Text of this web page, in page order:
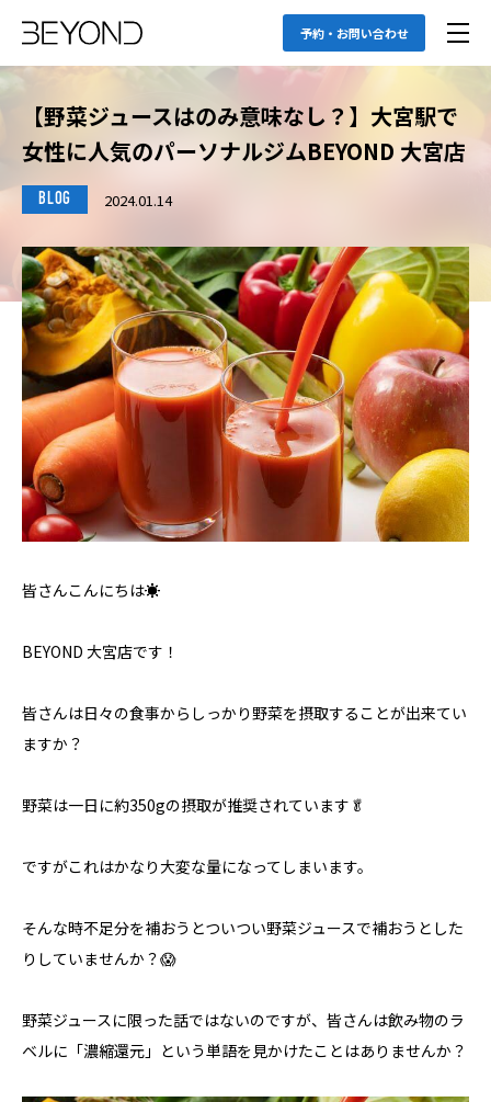
予約・お問い合わせ
【野菜ジュースはのみ意味なし？】大宮駅で
女性に人気のパーソナルジムBEYOND 大宮店
BLOG 2024.01.14
皆さんこんにちは☀️
BEYOND 大宮店です！
皆さんは日々の食事からしっかり野菜を摂取することが出来てい
ますか？
野菜は一日に約350gの摂取が推奨されています🥬
ですがこれはかなり大変な量になってしまいます。
そんな時不足分を補おうとついつい野菜ジュースで補おうとした
りしていませんか？😱
野菜ジュースに限った話ではないのですが、皆さんは飲み物のラ
ベルに「濃縮還元」という単語を見かけたことはありませんか？